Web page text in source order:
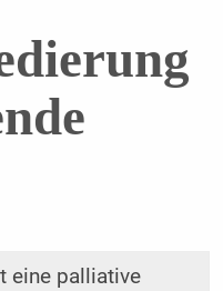
eine palliative